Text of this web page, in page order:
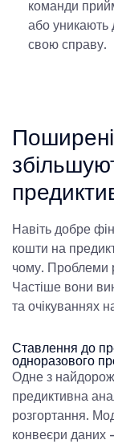
команди
або уникають
свою справу.
Навіть добре
кошти на
чому. Проблеми
Частіше вони
та очікуваннях
Ставлення до
одноразового
Одне з
предиктивна
розгортання.
конвеєри даних